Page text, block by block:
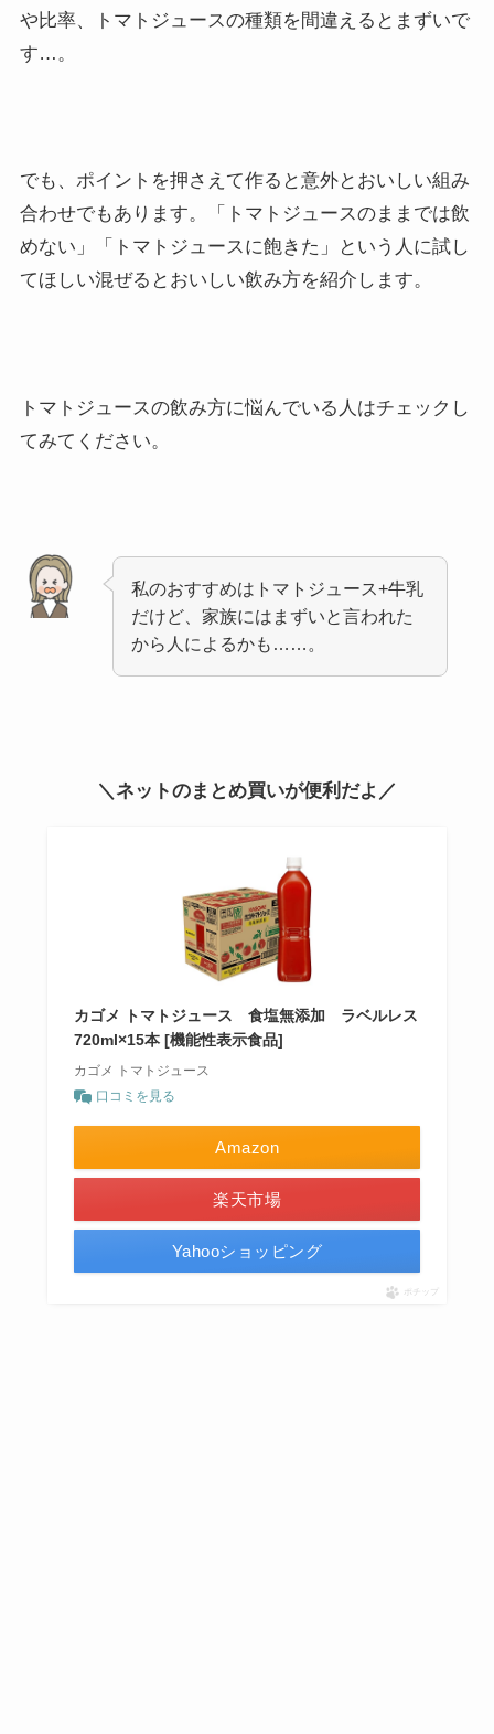
や比率、トマトジュースの種類を間違えるとまずいで
す…。
でも、ポイントを押さえて作ると意外とおいしい組み
合わせでもあります。「トマトジュースのままでは飲
めない」「トマトジュースに飽きた」という人に試し
てほしい混ぜるとおいしい飲み方を紹介します。
トマトジュースの飲み方に悩んでいる人はチェックし
てみてください。
私のおすすめはトマトジュース+牛乳
だけど、家族にはまずいと言われた
から人によるかも……。
＼ネットのまとめ買いが便利だよ／
カゴメ トマトジュース 食塩無添加 ラベルレス
720ml×15本 [機能性表示食品]
カゴメ トマトジュース
口コミを見る
Amazon
楽天市場
Yahooショッピング
ポチップ